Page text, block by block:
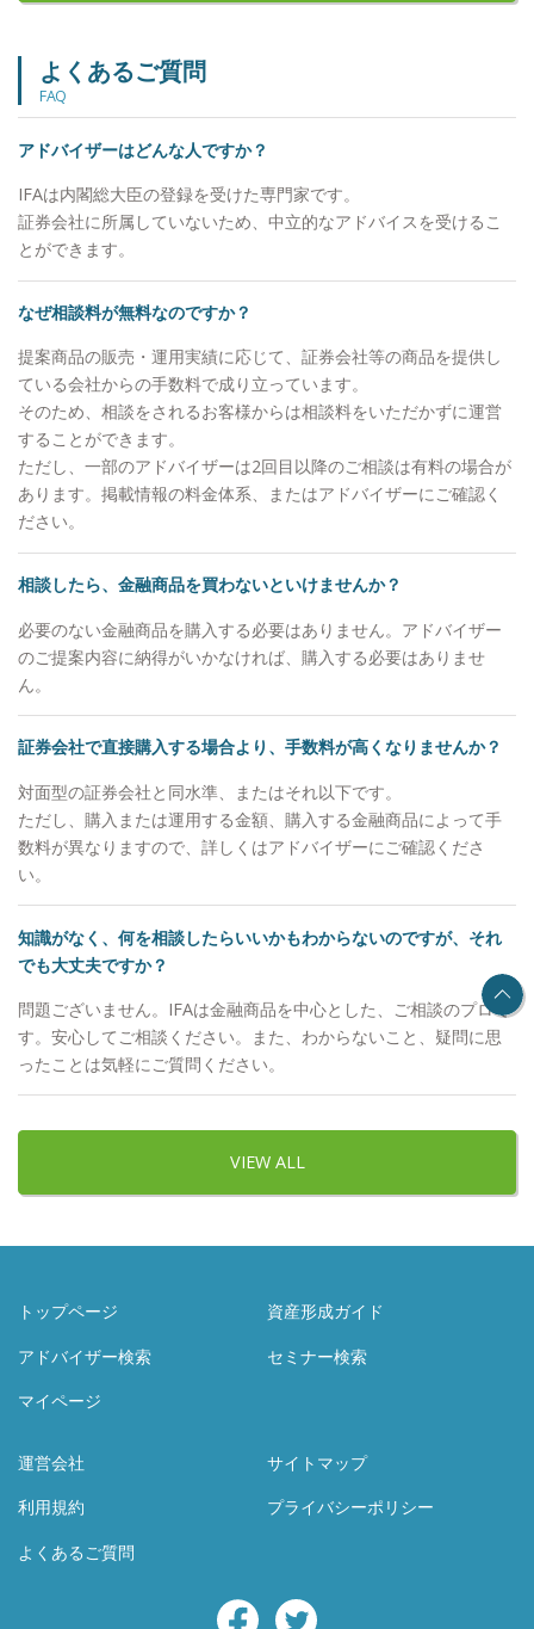
よくあるご質問
FAQ
アドバイザーはどんな人ですか？
IFAは内閣総大臣の登録を受けた専門家です。
証券会社に所属していないため、中立的なアドバイスを受けるこ
とができます。
なぜ相談料が無料なのですか？
提案商品の販売・運用実績に応じて、証券会社等の商品を提供し
ている会社からの手数料で成り立っています。
そのため、相談をされるお客様からは相談料をいただかずに運営
することができます。
ただし、一部のアドバイザーは2回目以降のご相談は有料の場合が
あります。掲載情報の料金体系、またはアドバイザーにご確認く
ださい。
相談したら、金融商品を買わないといけませんか？
必要のない金融商品を購入する必要はありません。アドバイザー
のご提案内容に納得がいかなければ、購入する必要はありませ
ん。
証券会社で直接購入する場合より、手数料が高くなりませんか？
対面型の証券会社と同水準、またはそれ以下です。
ただし、購入または運用する金額、購入する金融商品によって手
数料が異なりますので、詳しくはアドバイザーにご確認くださ
い。
知識がなく、何を相談したらいいかもわからないのですが、それ
でも大丈夫ですか？
問題ございません。IFAは金融商品を中心とした、ご相談のプロで
す。安心してご相談ください。また、わからないこと、疑問に思
ったことは気軽にご質問ください。
VIEW ALL
トップページ
資産形成ガイド
アドバイザー検索
セミナー検索
マイページ
運営会社
サイトマップ
利用規約
プライバシーポリシー
よくあるご質問
Facebook